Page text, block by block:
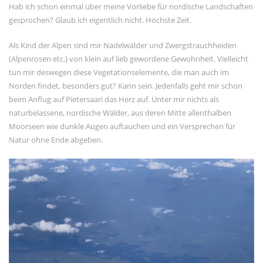
Allgemein
Gäste
Jans Weg zum Yachtmaster
MCO Team
Menschen
News
OceanLife
RYA Training
Schulungsyacht
Spezialkurse
Törnbericht OceanLife
ARCHIVE
Hab ich schon einmal über meine Vorliebe für nordische Landschaften
gesprochen? Glaub ich eigentlich nicht. Höchste Zeit.
Als Kind der Alpen sind mir Nadelwälder und Zwergstrauchheiden
(Alpenrosen etc.) von klein auf lieb gewordene Gewohnheit. Vielleicht
tun mir deswegen diese Vegetationselemente, die man auch im
Norden findet, besonders gut? Kann sein. Jedenfalls geht mir schon
beim Anflug auf Pietersaari das Herz auf. Unter mir nichts als
naturbelassene, nordische Wälder, aus deren Mitte allenthalben
Moorseen wie dunkle Augen auftauchen und ein Versprechen für
Natur ohne Ende abgeben.